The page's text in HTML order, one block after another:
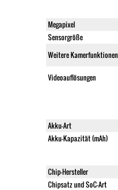
Megapixel
Sensorgröße
Weitere Kamerfunktionen
Videoauflösungen
Akku-Art
Akku-Kapazität (mAh)
Chip-Hersteller
Chipsatz und SoC-Art